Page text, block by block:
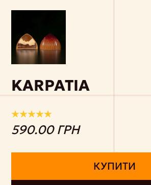
KARPATIA
590.00 ГРН
КУПИТИ